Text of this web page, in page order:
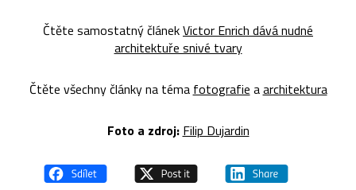
Čtěte samostatný článekVictor Enrich dává nudné
architektuře snivé tvary
Čtěte všechny články na téma fotografie aarchitektura
Foto a zdroj: Filip Dujardin